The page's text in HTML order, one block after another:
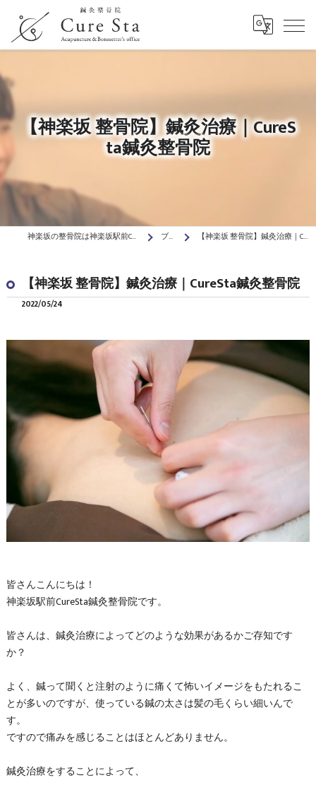
【神楽坂 整骨院】鍼灸治療｜CureS
ta鍼灸整骨院
神楽坂の整骨院は神楽坂駅前Cure Sta鍼灸整骨院 ブログ 【神楽坂 整骨院】鍼灸治療｜CureSta鍼灸整骨院
【神楽坂 整骨院】鍼灸治療｜CureSta鍼灸整骨院
2022/05/24
皆さんこんにちは！
神楽坂駅前CureSta鍼灸整骨院です。
皆さんは、鍼灸治療によってどのような効果があるかご存知です
か？
よく、鍼って聞くと注射のように痛くて怖いイメージをもたれるこ
とが多いのですが、使っている鍼の太さは髪の毛くらい細いんで
す。
ですので痛みを感じることはほとんどありません。
鍼灸治療をすることによって、